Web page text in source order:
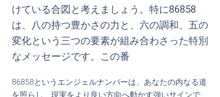
けている合図と考えましょう。特に86858
は、八の持つ豊かさの力と、六の調和、五の
変化という三つの要素が組み合わさった特別
なメッセージです。この番
86858というエンジェルナンバーは、あなたの内なる道
を照らし、現実をより良い方向へ動かす強いサインで